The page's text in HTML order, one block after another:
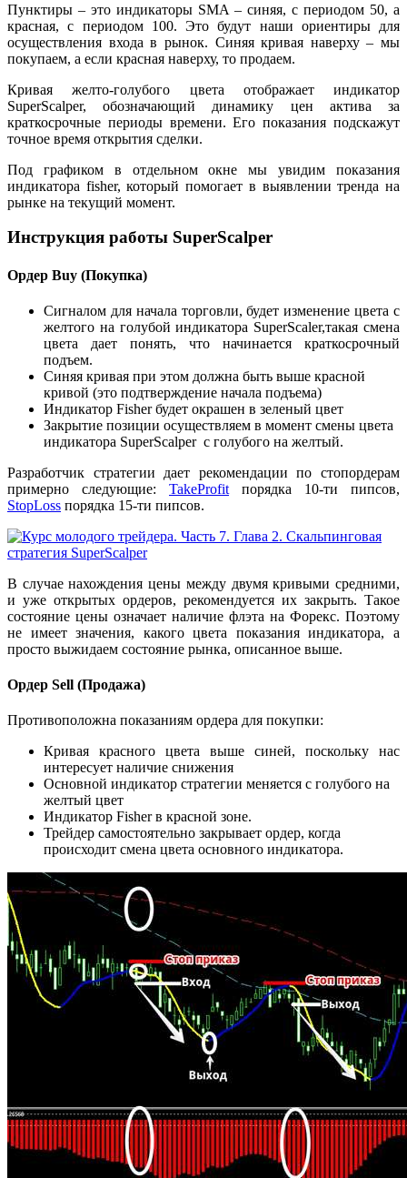
Пунктиры – это индикаторы SMA – синяя, с периодом 50, а
красная, с периодом 100. Это будут наши ориентиры для
осуществления входа в рынок. Синяя кривая наверху – мы
покупаем, а если красная наверху, то продаем.
Кривая желто-голубого цвета отображает индикатор
SuperScalper, обозначающий динамику цен актива за
краткосрочные периоды времени. Его показания подскажут
точное время открытия сделки.
Под графиком в отдельном окне мы увидим показания
индикатора fisher, который помогает в выявлении тренда на
рынке на текущий момент.
Инструкция работы SuperScalper
Ордер Buy (Покупка)
Сигналом для начала торговли, будет изменение цвета с
желтого на голубой индикатора SuperScaler,такая смена
цвета дает понять, что начинается краткосрочный
подъем.
Синяя кривая при этом должна быть выше красной
кривой (это подтверждение начала подъема)
Индикатор Fisher будет окрашен в зеленый цвет
Закрытие позиции осуществляем в момент смены цвета
индикатора SuperScalper с голубого на желтый.
Разработчик стратегии дает рекомендации по стопордерам
примерно следующие: TakeProfit порядка 10-ти пипсов,
StopLoss порядка 15-ти пипсов.
В случае нахождения цены между двумя кривыми средними,
и уже открытых ордеров, рекомендуется их закрыть. Такое
состояние цены означает наличие флэта на Форекс. Поэтому
не имеет значения, какого цвета показания индикатора, а
просто выжидаем состояние рынка, описанное выше.
Ордер Sell (Продажа)
Противоположна показаниям ордера для покупки:
Кривая красного цвета выше синей, поскольку нас
интересует наличие снижения
Основной индикатор стратегии меняется с голубого на
желтый цвет
Индикатор Fisher в красной зоне.
Трейдер самостоятельно закрывает ордер, когда
происходит смена цвета основного индикатора.